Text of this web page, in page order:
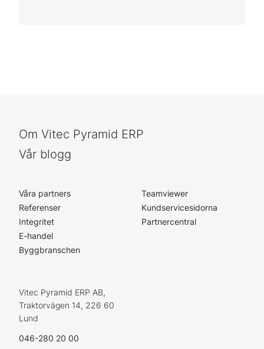
Om Vitec Pyramid ERP
Vår blogg
Våra partners
Referenser
Integritet
E-handel
Byggbranschen
Teamviewer
Kundservicesidorna
Partnercentral
Vitec Pyramid ERP AB,
Traktorvägen 14, 226 60
Lund
046-280 20 00